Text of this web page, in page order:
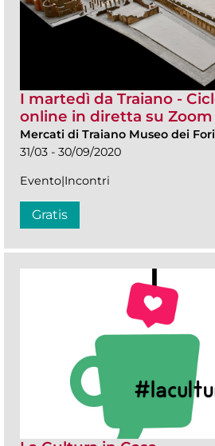
I martedì da Traiano -
online in diretta su Zoom
Mercati di Traiano Museo dei
31/03 - 30/09/2020
Evento|Incontri
Gratis